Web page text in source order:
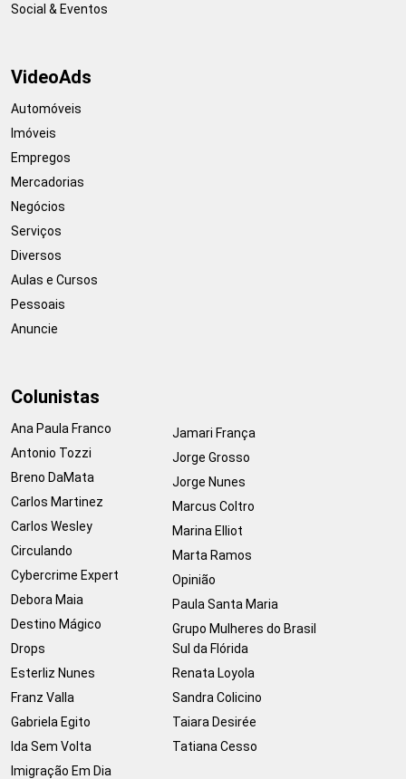
Social & Eventos
VideoAds
Automóveis
Imóveis
Empregos
Mercadorias
Negócios
Serviços
Diversos
Aulas e Cursos
Pessoais
Anuncie
Colunistas
Ana Paula Franco
Antonio Tozzi
Breno DaMata
Carlos Martinez
Carlos Wesley
Circulando
Cybercrime Expert
Debora Maia
Destino Mágico
Drops
Esterliz Nunes
Franz Valla
Gabriela Egito
Ida Sem Volta
Imigração Em Dia
Jamari França
Jorge Grosso
Jorge Nunes
Marcus Coltro
Marina Elliot
Marta Ramos
Opinião
Paula Santa Maria
Grupo Mulheres do Brasil
Sul da Flórida
Renata Loyola
Sandra Colicino
Taiara Desirée
Tatiana Cesso